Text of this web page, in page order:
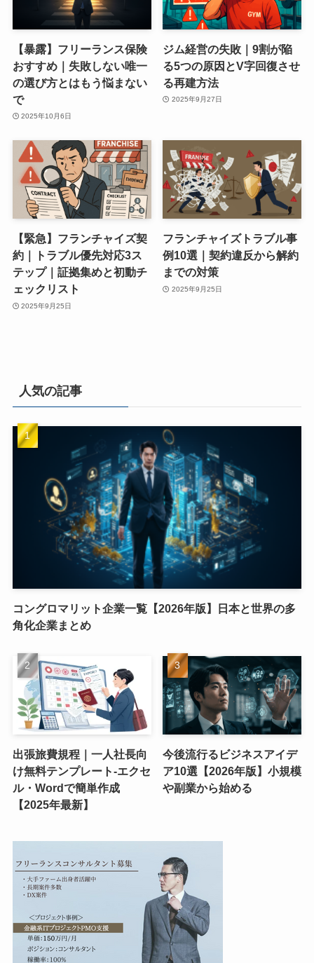
【暴露】フリーランス保険
おすすめ｜失敗しない唯一
の選び方とはもう悩まない
で
2025年10月6日
ジム経営の失敗｜9割が陥
る5つの原因とV字回復させ
る再建方法
2025年9月27日
【緊急】フランチャイズ契
約｜トラブル優先対応3ス
テップ｜証拠集めと初動チ
ェックリスト
2025年9月25日
フランチャイズトラブル事
例10選｜契約違反から解約
までの対策
2025年9月25日
人気の記事
コングロマリット企業一覧【2026年版】日本と世界の多
角化企業まとめ
出張旅費規程｜一人社長向
け無料テンプレート-エクセ
ル・Wordで簡単作成
【2025年最新】
今後流行るビジネスアイデ
ア10選【2026年版】小規模
や副業から始める